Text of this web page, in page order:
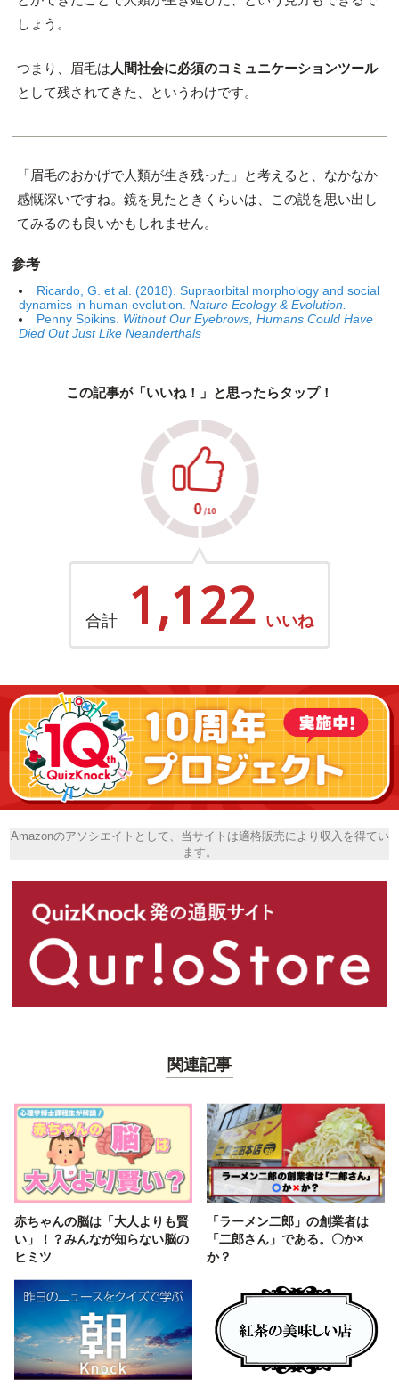
しょう。
つまり、眉毛は 人間社会に必須のコミュニケーションツール
として残されてきた、というわけです。
「眉毛のおかげで人類が生き残った」と考えると、なかなか
感慨深いですね。鏡を見たときくらいは、この説を思い出し
てみるのも良いかもしれません。
参考
Ricardo, G. et al. (2018). Supraorbital morphology and social
dynamics in human evolution.Nature Ecology & Evolution.
Penny Spikins. Without Our Eyebrows, Humans Could Have
Died Out Just Like Neanderthals
この記事が「いいね！」と思ったらタップ！
合計 1,122 いいね
Amazonのアソシエイトとして、当サイトは適格販売により収入を得てい
ます。
関連記事
赤ちゃんの脳は「大人よりも賢
い」！？みんなが知らない脳の
ヒミツ
「ラーメン二郎」の創業者は
「二郎さん」である。〇か×
か？